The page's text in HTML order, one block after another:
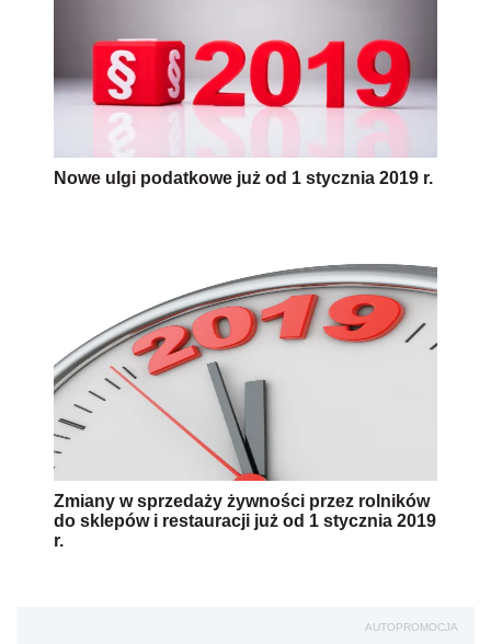
Nowe ulgi podatkowe już od 1 stycznia 2019 r.
Zmiany w sprzedaży żywności przez rolników
do sklepów i restauracji już od 1 stycznia 2019
r.
AUTOPROMOCJA